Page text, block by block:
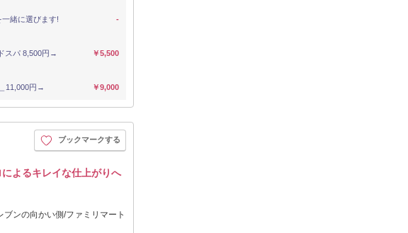
一緒に選びます! -
スパ 8,500円→ ￥5,500
11,000円→ ￥9,000
ブックマークする
よるキレイな仕上がりへ
ンの向かい側/ファミリマート